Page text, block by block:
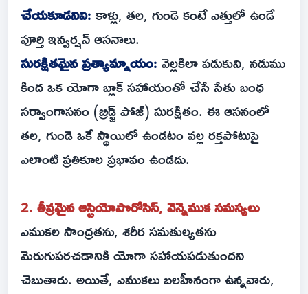
చేయకూడనివి:కాళ్లు, తల, గుండె కంటే ఎత్తులో ఉండే
పూర్తి ఇన్వర్షన్ ఆసనాలు.
సురక్షితమైన ప్రత్యామ్నాయం:వెల్లకిలా పడుకుని, నడుము
కింద ఒక యోగా బ్లాక్ సహాయంతో చేసే సేతు బంధ
సర్వాంగాసనం (బ్రిడ్జ్ పోజ్) సురక్షితం. ఈ ఆసనంలో
తల, గుండె ఒకే స్థాయిలో ఉండటం వల్ల రక్తపోటుపై
ఎలాంటి ప్రతికూల ప్రభావం ఉండదు.
2. తీవ్రమైన ఆస్టియోపొరోసిస్, వెన్నెముక సమస్యలు
ఎముకల సాంద్రతను, శరీర సమతుల్యతను
మెరుగుపరచడానికి యోగా సహాయపడుతుందని
చెబుతారు. అయితే, ఎముకలు బలహీనంగా ఉన్నవారు,